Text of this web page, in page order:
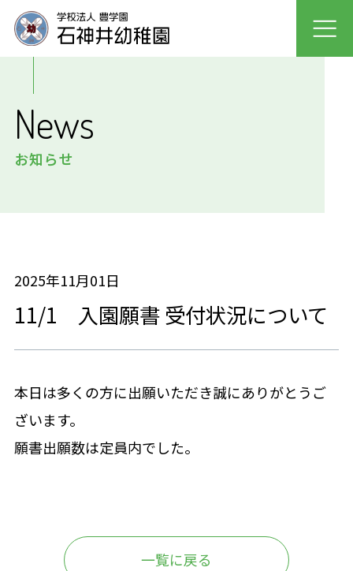
園での生活
採用情報
保護者の声
園の記録
News
お知らせ
2025年11月01日
11/1 入園願書 受付状況について
本日は多くの方に出願いただき誠にありがとうご
ざいます。
願書出願数は定員内でした。
一覧に戻る